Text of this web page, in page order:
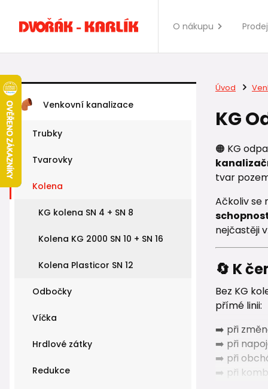
O nákupu
Venkovní kanalizace
Trubky
Tvarovky
Kolena
KG kolena SN 4 + SN 8
Kolena KG 2000 SN 10 + SN 16
Kolena Plasticor SN 12
Odbočky
Víčka
Hrdlové zátky
Redukce
Úvod
KG
🟠 KG
tvar
Ačkoliv se
nejčastěji
🔄 K
Bez KG
přímé linii:
➡️ při
➡️ při
➡️ při
➡️ při